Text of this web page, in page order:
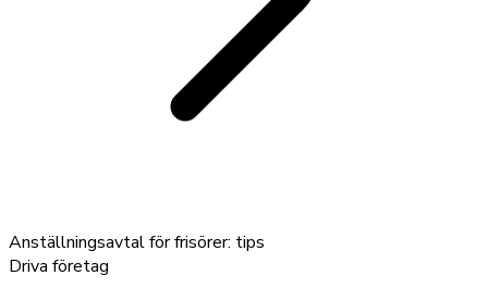
Anställningsavtal för frisörer: tips
Driva företag